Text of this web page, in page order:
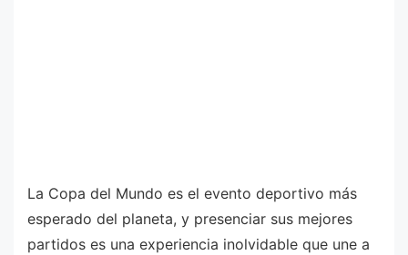
La Copa del Mundo es el evento deportivo más
esperado del planeta, y presenciar sus mejores
partidos es una experiencia inolvidable que une a